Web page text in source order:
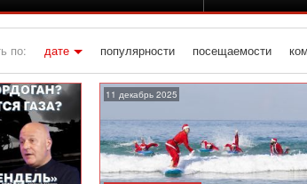
по: дате популярности посещаемости
за 11.12.202511 декабрь 2025